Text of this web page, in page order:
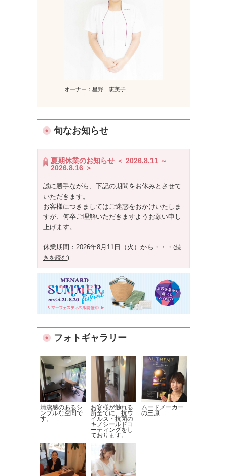
オーナー：星野 恵美子
旬なお知らせ
夏期休業のお知らせ ＜ 2026.8.11 ～
2026.8.16 ＞
誠に勝手ながら、下記の期間をお休みとさせて
いただきます。
お客様につきましてはご迷惑をおかけいたしま
すが、何卒ご理解いただきますようお願い申し
上げます。
休業期間：2026年8月11日（火）から ・・・ (続
きを読む)
フォトギャラリー
清潔感のあるシ
ンプルな空間で
す。
お客様が触れる
所全てに、抗ウ
イルス・抗菌の
キノシールドコ
ーティングをし
ております。
ムードメーカー
の三原